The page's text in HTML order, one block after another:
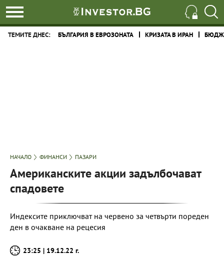
ТЕМИТЕ ДНЕС: БЪЛГАРИЯ В ЕВРОЗОНАТА КРИЗАТА В ИРАН
НАЧАЛО ФИНАНСИ ПАЗАРИ
Американските акции задълбочават
спадовете
Индексите приключват на червено за четвърти пореден
ден в очакване на рецесия
23:25 | 19.12.22 г.